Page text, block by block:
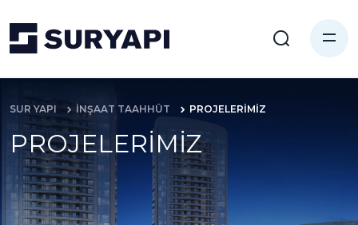
SUR YAPI İNŞAAT TAAHHÜT PROJELERİMİZ
PROJELERİMİZ